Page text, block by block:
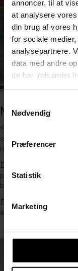
annoncer, til at
at analysere
din brug af vores
for sociale
analysepartnere.
data med andre
de har indsamlet
Nødvendig
Præferencer
Statistik
Marketing
NÅR DU SKAL
Selvom man glæder
sommerfugle i maven,
rolig, det er helt naturligt.
Din kørelære har helt
på en stille vej. Her
bygges der på. I dit
For at gøre hele
samme lærer og den